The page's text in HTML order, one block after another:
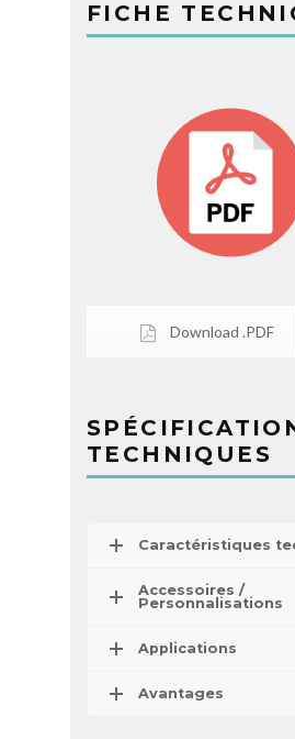
FICHE
Download .PDF
TECHNIQUES
Caractéristiques
Accessoires /
Personnalisations
Applications
Avantages